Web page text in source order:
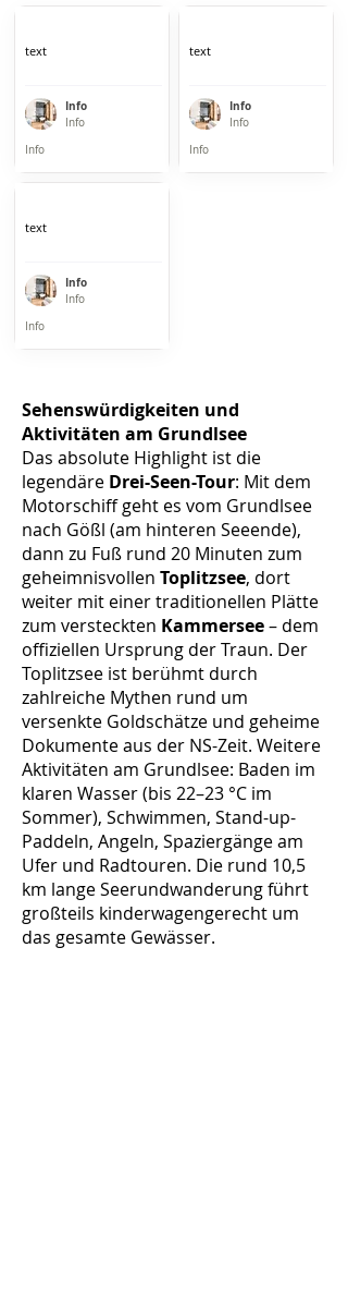
Info
text
Info
Info
Info
text
Info
Info
Info
text
Info
Info
Sehenswürdigkeiten und
Aktivitäten am Grundlsee
Das absolute Highlight ist die
legendäre Drei-Seen-Tour: Mit dem
Motorschiff geht es vom Grundlsee
nach Gößl (am hinteren Seeende),
dann zu Fuß rund 20 Minuten zum
geheimnisvollen Toplitzsee, dort
weiter mit einer traditionellen Plätte
zum versteckten Kammersee– dem
offiziellen Ursprung der Traun. Der
Toplitzsee ist berühmt durch
zahlreiche Mythen rund um
versenkte Goldschätze und geheime
Dokumente aus der NS-Zeit. Weitere
Aktivitäten am Grundlsee: Baden im
klaren Wasser (bis 22–23 °C im
Sommer), Schwimmen, Stand-up-
Paddeln, Angeln, Spaziergänge am
Ufer und Radtouren. Die rund 10,5
km lange Seerundwanderung führt
großteils kinderwagengerecht um
das gesamte Gewässer.